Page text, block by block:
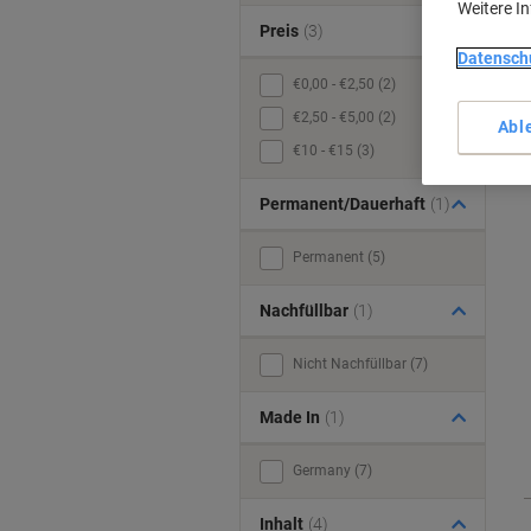
Preis (3)
€0,00 - €2,50 (2)
€2,50 - €5,00 (2)
€10 - €15 (3)
Permanent/Dauerhaft (1)
Permanent (5)
Nachfüllbar (1)
Nicht Nachfüllbar (7)
Made In (1)
Germany (7)
Inhalt (4)
Weitere